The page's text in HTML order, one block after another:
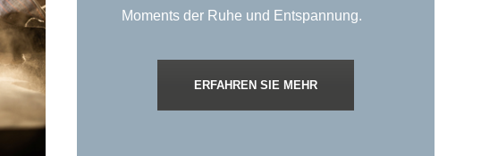
Moments der Ruhe und Entspannung.
ERFAHREN SIE MEHR